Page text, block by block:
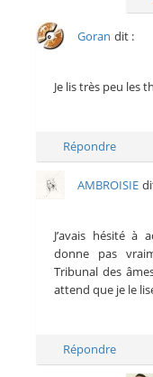
Goran dit :
Je lis très peu les
Répondre
AMBROISIE
J’avais hésité à
donne pas
Tribunal des
attend que je le
Répondre